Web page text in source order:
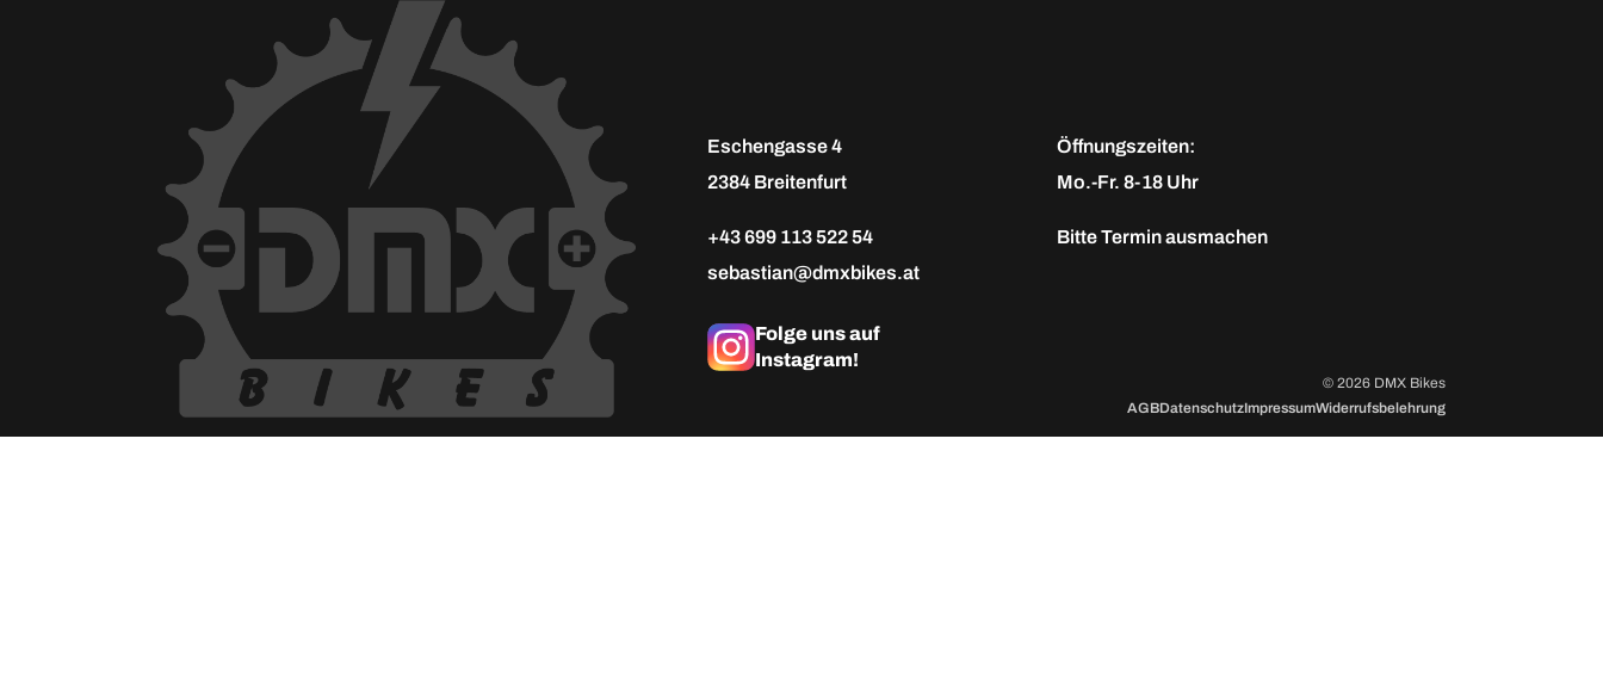
Eschengasse 4
2384 Breitenfurt
+43 699 113 522 54
sebastian@dmxbikes.at
Folge uns auf
Instagram!
Öffnungszeiten:
Mo.-Fr. 8-18 Uhr
BitteTermin ausmachen
© 2026 DMX Bikes
AGBDatenschutzImpressumWiderrufsbelehrung